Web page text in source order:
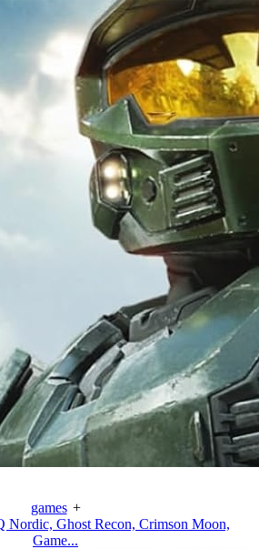
games +
Nordic, Ghost Recon, Crimson Moon,
Game...